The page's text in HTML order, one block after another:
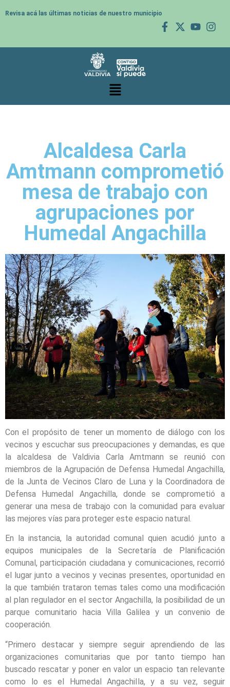
Revisa acá las últimas noticias de nuestro municipio
Alcaldesa Carla
Amtmann comprometió
mesa de trabajo con
agrupaciones por
Humedal Angachilla
Con el propósito de tener un momento de diálogo con los
vecinos y escuchar sus preocupaciones y demandas, es que
la alcaldesa de Valdivia Carla Amtmann se reunió con
miembros de la Agrupación de Defensa Humedal Angachilla,
de la Junta de Vecinos Claro de Luna y la Coordinadora de
Defensa Humedal Angachilla, donde se comprometió a
generar una mesa de trabajo con la comunidad para evaluar
las mejores vías para proteger este espacio natural.
En la instancia, la autoridad comunal quien acudió junto a
equipos municipales de la Secretaría de Planificación
Comunal, participación ciudadana y comunicaciones, recorrió
el lugar junto a vecinos y vecinas presentes, oportunidad en
la que también trataron temas tales como una modificación
al plan regulador en el sector Angachilla, la posibilidad de un
parque comunitario hacia Villa Galilea y un convenio de
cooperación.
“Primero destacar y siempre seguir aprendiendo de las
organizaciones comunitarias que por tanto tiempo han
buscado rescatar y poner en valor un espacio tan relevante
como lo es el Humedal Angachilla, y a su vez, seguir